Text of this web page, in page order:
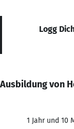
Logg
Ausbildung von
1 Jahr und 10